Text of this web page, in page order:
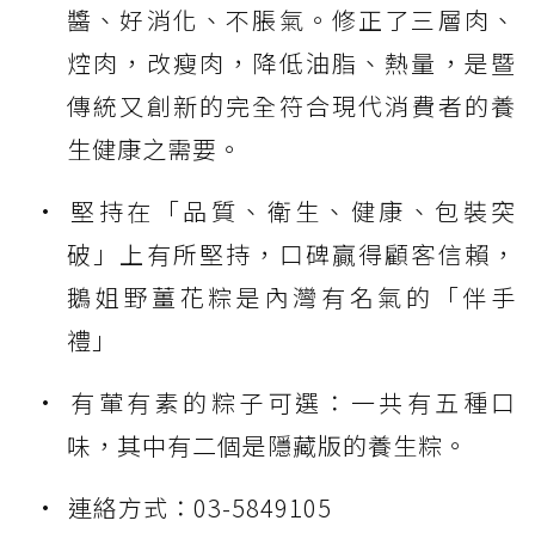
醬、好消化、不脹氣。修正了三層肉、
焢肉，改瘦肉，降低油脂、熱量，是暨
傳統又創新的完全符合現代消費者的養
生健康之需要。
堅持在「品質、衛生、健康、包裝突
破」上有所堅持，口碑贏得顧客信賴，
鵝姐野薑花粽是內灣有名氣的「伴手
禮」
有葷有素的粽子可選： 一共有五種口
味，其中有二個是隱藏版的養生粽。
連絡方式：03-5849105